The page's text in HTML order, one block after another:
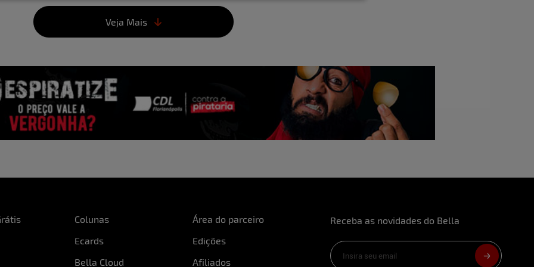
sobre você:
de uma adolescente
quando não gosto
em mim.
Já realizei todas as minhas fantasias.
É ter postura, saber seduzir de forma espontânea com naturalidade.
Qual foi a maior loucura que você já fez?
Atravessar o país para encontrar alguém especial.
Acho muito interessante e gosto, a mulher antes de tudo precisa
Curte uns brinquedinhos sexuais? Quais?
Curto, vibrador, plugs e algemas.
Veja Mais
Colunas
Área do parceiro
Ecards
Edições
Bella Cloud Afiliados
Receba as novidades do Bella